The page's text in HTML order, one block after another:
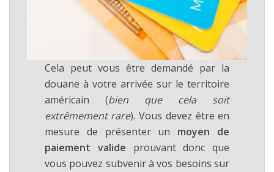
Cela peut vous être demandé par la
douane à votre arrivée sur le territoire
américain (bien que cela soit
extrêmement rare). Vous devez être en
mesure de présenter un moyen de
paiement valide prouvant donc que
vous pouvez subvenir à vos besoins sur